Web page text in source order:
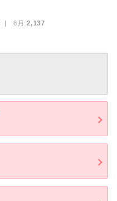
| 6月:2,137